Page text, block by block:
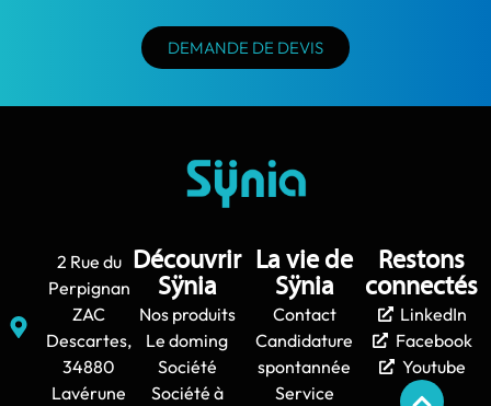
DEMANDE DE DEVIS
2 Rue du
Perpignan
ZAC
Descartes,
34880
Lavérune
Découvrir
Sÿnia
Nos produits
Le doming
Société
Société à
La vie de
Sÿnia
Contact
Candidature
spontannée
Service
Restons
connectés
LinkedIn
Facebook
Youtube